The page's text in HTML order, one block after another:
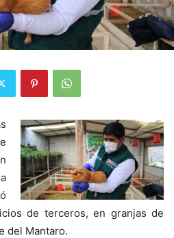
de terceros, en granjas de
del Mantaro.